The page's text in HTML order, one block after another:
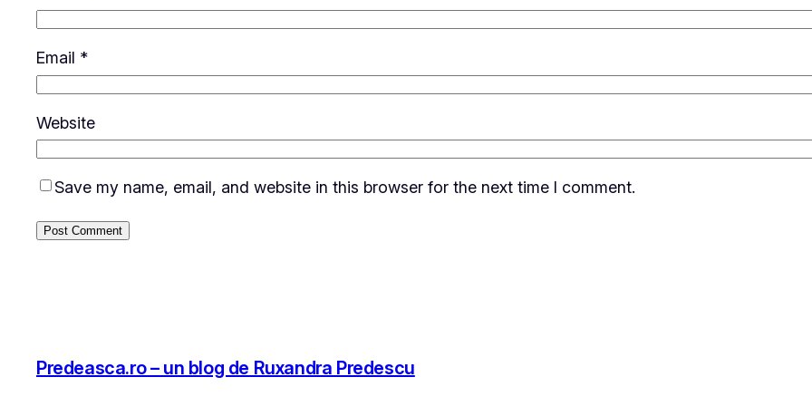
Email *
Website
Save my name, email, and website in this browser for the next time I comment.
Predeasca.ro – un blog de Ruxandra Predescu